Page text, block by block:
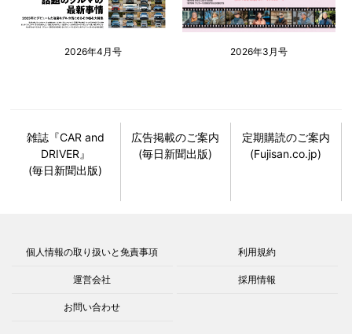
2026年4月号 2026年3月号
雑誌『CAR and
DRIVER』
(毎日新聞出版)
広告掲載のご案内
(毎日新聞出版)
定期購読のご案内
(Fujisan.co.jp)
個人情報の取り扱いと免責事項 利用規約
運営会社 採用情報
お問い合わせ